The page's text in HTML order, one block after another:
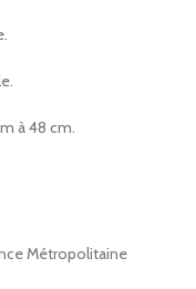
à 48 cm.
Métropolitaine